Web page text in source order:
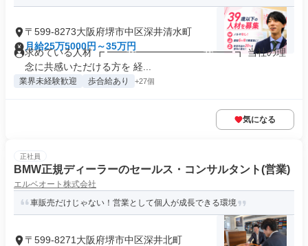
〒599-8273大阪府堺市中区深井清水町
月給25万5000円～35万円
求めている人材 ┏ ━━┅━━━━━━━┅━━ ┓ 当社の理
念に共感いただける方を 経...
業界未経験歓迎 歩合給あり +27個
気になる
正社員
BMW正規ディーラーのセールス・コンサルタント(営業)
エルベオート株式会社
車販売だけじゃない！営業として個人が成長できる環境
〒599-8271大阪府堺市中区深井北町